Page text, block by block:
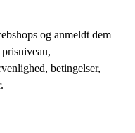
og anmeldt dem
betingelser,